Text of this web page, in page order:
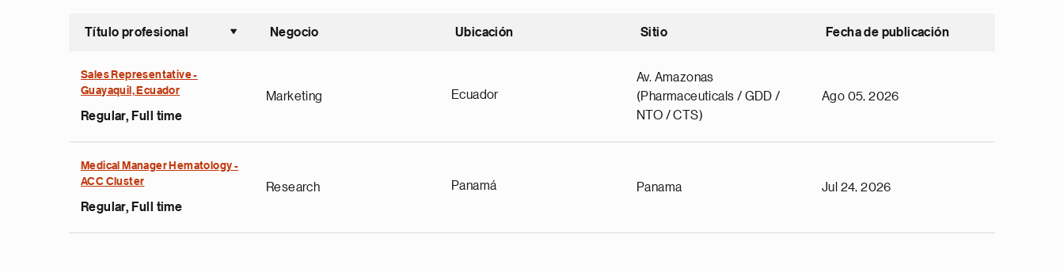
Título profesional
Ordenar ascendente
Negocio Ubicación Sitio Fecha de publicación
Sales Representative -
Guayaquil, Ecuador
Regular, Full time
Marketing Ecuador
Av. Amazonas
(Pharmaceuticals / GDD /
NTO / CTS)
Ago 05, 2026
Medical Manager Hematology -
ACC Cluster
Regular, Full time
Research Panamá Panama Jul 24, 2026